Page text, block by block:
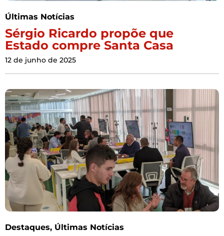
Últimas Notícias
Sérgio Ricardo propõe que
Estado compre Santa Casa
12 de junho de 2025
Destaques, Últimas Notícias